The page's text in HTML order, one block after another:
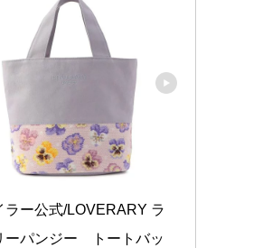
ラー公式/LOVERARY ラ
ーパンジー　トートバッ